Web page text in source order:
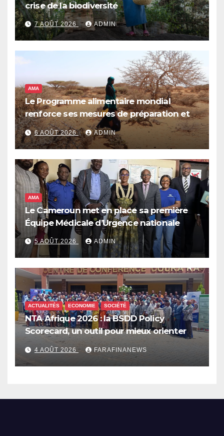
crise de la biodiversité
7 AOÛT 2026 ADMIN
AMA
Le Programme alimentaire mondial
renforce ses mesures de préparation et
de réponse face à la menace d’El Niño,
qui pourrait plonger des dizaines de
millions de personnes dans l’insécurité
alimentaire aiguë
6 AOÛT 2026 ADMIN
AMA
Le Cameroun met en place sa première
Équipe Médicale d’Urgence nationale
5 AOÛT 2026 ADMIN
ACTUALITÉS ECONOMIE SOCIÉTÉ
NTA Afrique 2026 : la BSDD Policy
Scorecard, un outil pour mieux orienter
les dépenses publiques
4 AOÛT 2026 FARAFINANEWS